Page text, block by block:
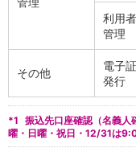
イオングループアプリ
iAEON
支払・入金・サービス
支払・入金TOP
AEON Pay
利用
管理
その他
電子
発行
*1 振込先口座確認（名義
曜・日曜・祝日・12/31は